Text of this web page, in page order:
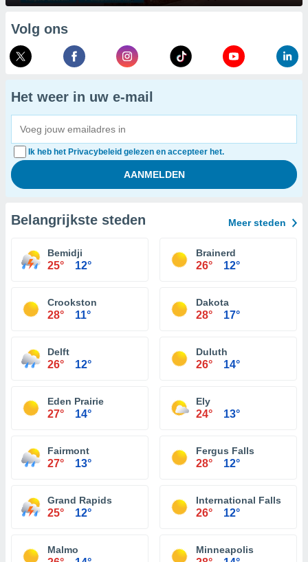
Volg ons
Het weer in uw e-mail
Ik heb het Privacybeleid gelezen en accepteer het.
Belangrijkste steden Meer steden
Bemidji
25° 12°
Brainerd
26° 12°
Crookston
28° 11°
Dakota
28° 17°
Delft
26° 12°
Duluth
26° 14°
Eden Prairie
27° 14°
Ely
24° 13°
Fairmont
27° 13°
Fergus Falls
28° 12°
Grand Rapids
25° 12°
International Falls
26° 12°
Malmo Minneapolis